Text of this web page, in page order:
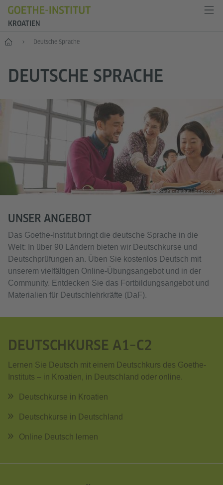
KROATIEN
Start Deutsche Sprache
DEUTSCHE SPRACHE
© Goethe-Institut Hongkong
UNSER ANGEBOT
Das Goethe-Institut bringt die deutsche Sprache in die
Welt: In über 90 Ländern bieten wir Deutschkurse und
Deutsch­prü­fungen an. Üben Sie kostenlos Deutsch mit
unserem vielfältigen Online-Übungsangebot und in der
Community. Entdecken Sie das Fortbildungsangebot und
Materialien für Deutschlehrkräfte (DaF).
DEUTSCHKURSE A1–C2
Lernen Sie Deutsch mit einem Deutschkurs des Goethe-
Instituts – in Kroatien, in Deutschland oder online.
Deutschkurse in Kroatien
Deutschkurse in Deutschland
Online Deutsch lernen